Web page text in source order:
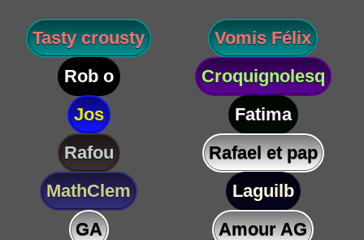
Tasty crousty
Vomis Félix
Rob o
Croquignolesq
Jos
Fatima
Rafou
Rafael et pap
MathClem
Laguilb
GA
Amour AG